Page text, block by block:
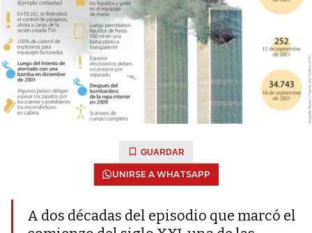
GUARDAR
UNIRSE A WHATSAPP
A dos décadas del episodio que marcó el